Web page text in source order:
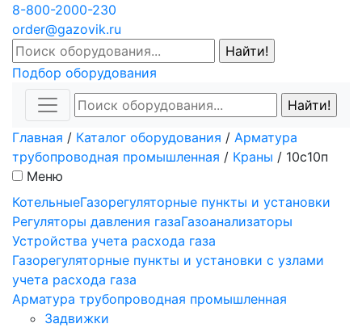
8-800-2000-230
order@gazovik.ru
Подбор оборудования
Главная / Каталог оборудования / Арматура
трубопроводная промышленная / Краны / 10с10п
Меню
КотельныеГазорегуляторные пункты и установки
Регуляторы давления газаГазоанализаторы
Устройства учета расхода газа
Газорегуляторные пункты и установки с узлами
учета расхода газа
Арматура трубопроводная промышленная
Задвижки